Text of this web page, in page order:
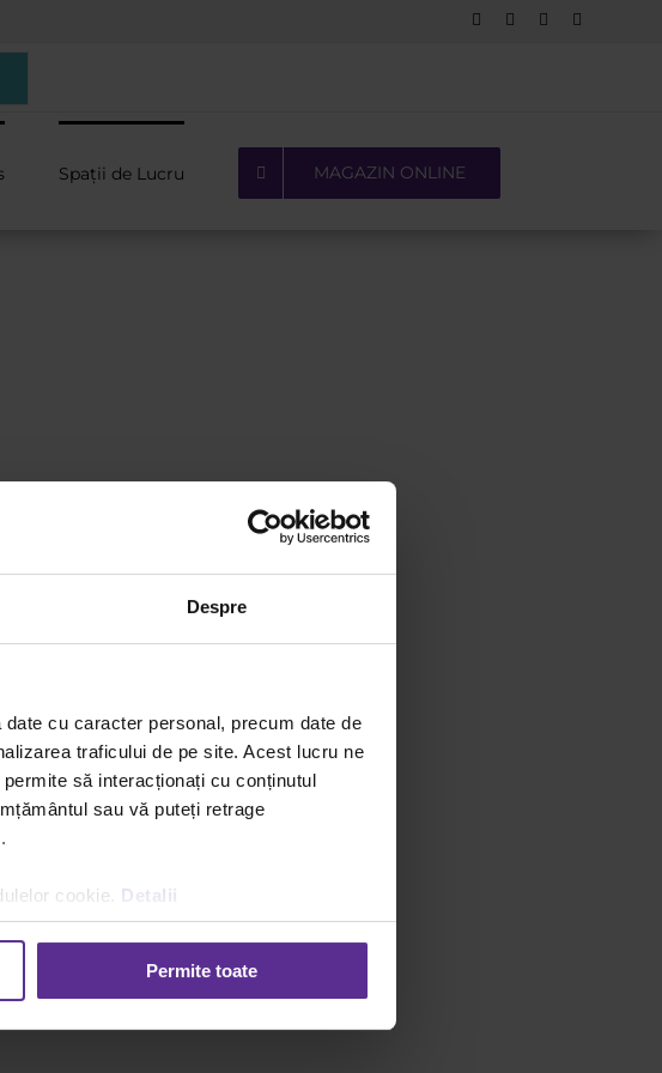
Despre
cu caracter personal, precum date de
traficului de pe site. Acest lucru ne
să interacționați cu conținutul
sau vă puteți retrage
cookie. Detalii
Permite toate
FacebookLinkedInYouTube
Spații de Lucru MAGAZIN ONLINE